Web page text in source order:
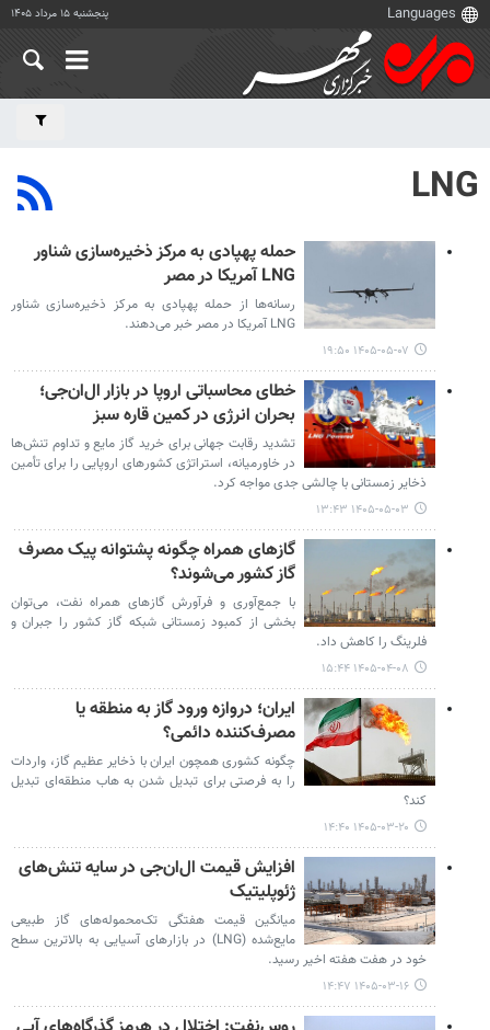
پنجشنبه ۱۵ مرداد ۱۴۰۵
LNG
حمله پهپادی به مرکز ذخیره‌سازی شناور
LNG آمریکا در مصر
رسانه‌ها از حمله پهپادی به مرکز ذخیره‌سازی شناور
LNG آمریکا در مصر خبر می‌دهند.
۱۴۰۵-۰۵-۰۷ ۱۹:۵۰
خطای محاسباتی اروپا در بازار ال‌ان‌جی؛
بحران انرژی در کمین قاره سبز
تشدید رقابت جهانی برای خرید گاز مایع و تداوم تنش‌ها
در خاورمیانه، استراتژی کشورهای اروپایی را برای تأمین
ذخایر زمستانی با چالشی جدی مواجه کرد.
۱۴۰۵-۰۵-۰۳ ۱۳:۴۳
گازهای همراه چگونه پشتوانه پیک مصرف
گاز کشور می‌شوند؟
با جمع‌آوری و فرآورش گازهای همراه نفت، می‌توان
بخشی از کمبود زمستانی شبکه گاز کشور را جبران و
فلرینگ را کاهش داد.
۱۴۰۵-۰۴-۰۸ ۱۵:۴۴
ایران؛ دروازه ورود گاز به منطقه یا
مصرف‌کننده دائمی؟
چگونه کشوری همچون ایران با ذخایر عظیم گاز، واردات
را به فرصتی برای تبدیل شدن به هاب منطقه‌ای تبدیل
کند؟
۱۴۰۵-۰۳-۲۰ ۱۴:۴۰
افزایش قیمت ال‌ان‌جی در سایه تنش‌های
ژئوپلیتیک
میانگین قیمت هفتگی تک‌محموله‌های گاز طبیعی
مایع‌شده (LNG) در بازارهای آسیایی به بالاترین سطح
خود در هفت هفته اخیر رسید.
۱۴۰۵-۰۳-۱۶ ۱۴:۴۷